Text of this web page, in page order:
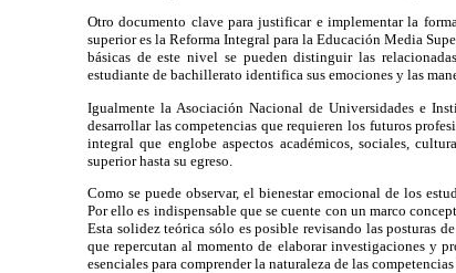
Otro documento clave para justificar e implementar la
superior es la Reforma Integral para la Educación Media
básicas de este nivel se pueden distinguir las
estudiante de bachillerato identifica sus emociones y las
Igualmente la Asociación Nacional de Universidades e
desarrollar las competencias que requieren los futuros
integral que englobe aspectos académicos, sociales,
superior hasta su egreso.
Como se puede observar, el bienestar emocional de los
Por ello es indispensable que se cuente con un marco
Esta solidez teórica sólo es posible revisando las posturas
que repercutan al momento de elaborar investigaciones y
esenciales para comprender la naturaleza de las